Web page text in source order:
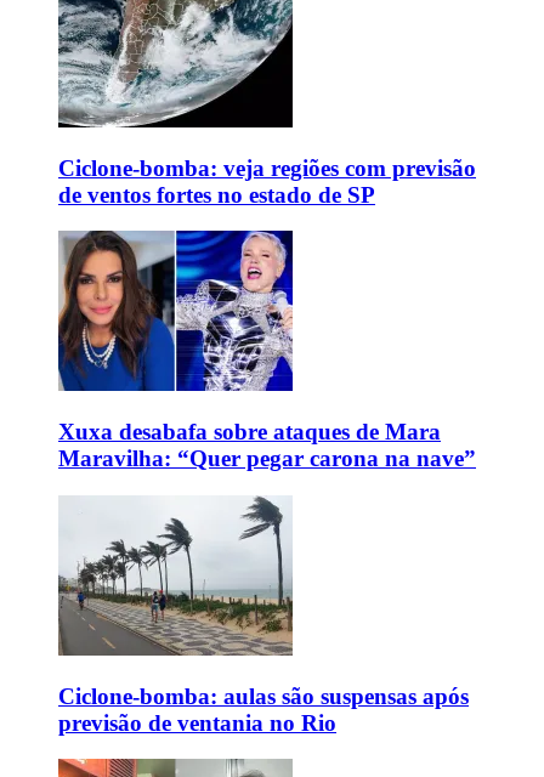
Ciclone-bomba: veja regiões com previsão
de ventos fortes no estado de SP
Xuxa desabafa sobre ataques de Mara
Maravilha: “Quer pegar carona na nave”
Ciclone-bomba: aulas são suspensas após
previsão de ventania no Rio